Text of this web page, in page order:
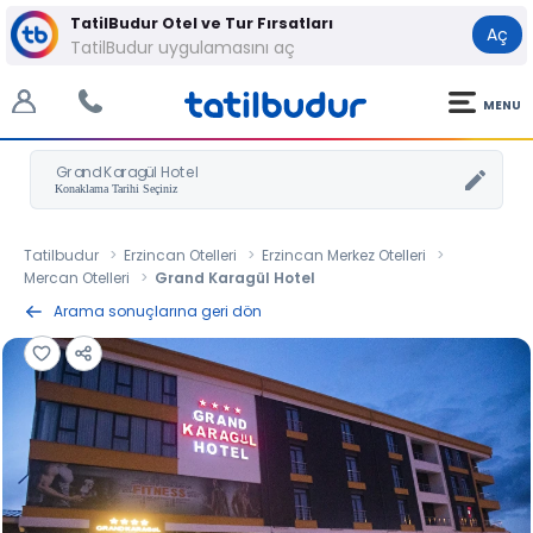
TatilBudur Otel ve Tur Fırsatları
TatilBudur uygulamasını aç
Aç
MENU
Grand Karagül Hotel
Tatilbudur Erzincan Otelleri
Erzincan Merkez Otelleri
Mercan Otelleri
Grand Karagül Hotel
Arama sonuçlarına geri dön